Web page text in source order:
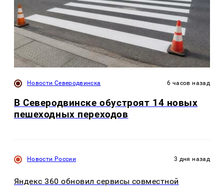
Новости Северодвинска 6 часов назад
В Северодвинске обустроят 14 новых
пешеходных переходов
Новости России 3 дня назад
Яндекс 360 обновил сервисы совместной